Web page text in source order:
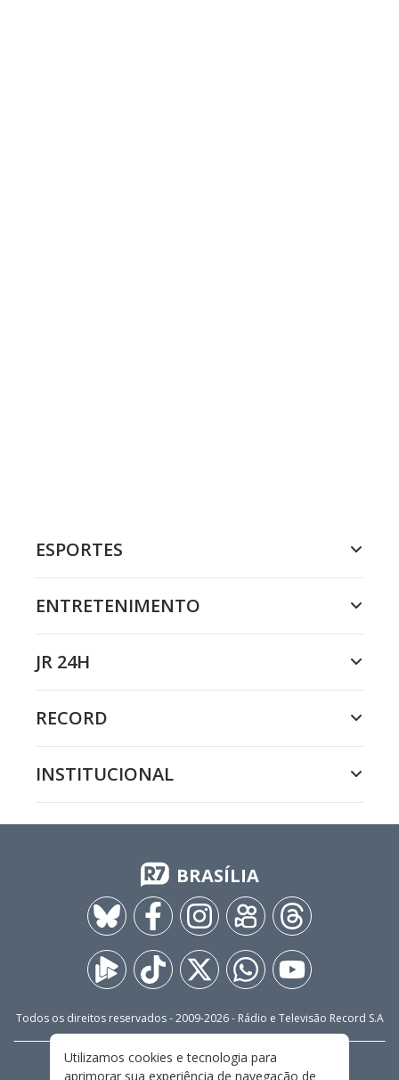
ESPORTES
ENTRETENIMENTO
JR 24H
RECORD
INSTITUCIONAL
BRASÍLIA
Todos os direitos reservados - 2009-2026- Rádio e Televisão Record S.A
FALE CONOSCO PRIVACIDADE
Utilizamos cookies e tecnologia para
aprimorar sua experiência de navegação de